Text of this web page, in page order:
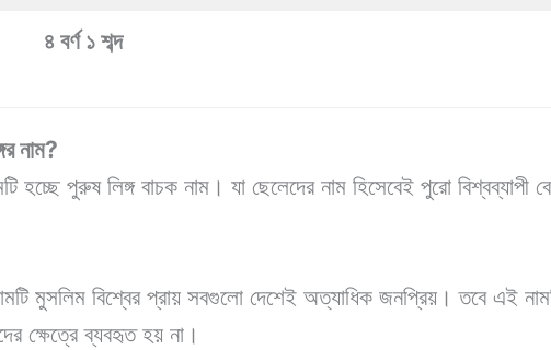
৪ বর্ণ ১ শব্দ
নাম?
হচ্ছে পুরুষ লিঙ্গ বাচক নাম। যা ছেলেদের নাম হিসেবেই পুরো বিশ্বব্যাপী
মুসলিম বিশ্বের প্রায় সবগুলো দেশেই অত্যাধিক জনপ্রিয়। তবে এই
ক্ষেত্রে ব্যবহৃত হয় না।